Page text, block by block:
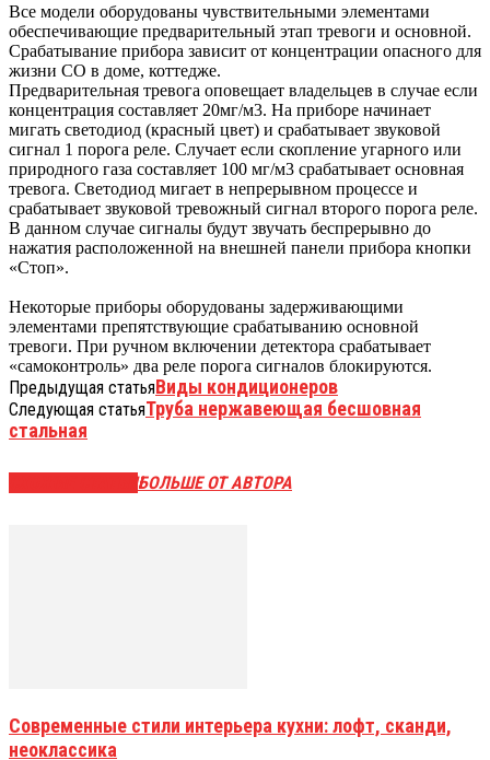
Все модели оборудованы чувствительными элементами
обеспечивающие предварительный этап тревоги и основной.
Срабатывание прибора зависит от концентрации опасного для
жизни СО в доме, коттедже.
Предварительная тревога оповещает владельцев в случае если
концентрация составляет 20мг/м3. На приборе начинает
мигать светодиод (красный цвет) и срабатывает звуковой
сигнал 1 порога реле. Случает если скопление угарного или
природного газа составляет 100 мг/м3 срабатывает основная
тревога. Светодиод мигает в непрерывном процессе и
срабатывает звуковой тревожный сигнал второго порога реле.
В данном случае сигналы будут звучать беспрерывно до
нажатия расположенной на внешней панели прибора кнопки
«Стоп».
Некоторые приборы оборудованы задерживающими
элементами препятствующие срабатыванию основной
тревоги. При ручном включении детектора срабатывает
«самоконтроль» два реле порога сигналов блокируются.
Предыдущая статьяВиды кондиционеров
Следующая статьяТруба нержавеющая бесшовная
стальная
БОЛЬШЕ ОТ АВТОРА
Современные стили интерьера кухни: лофт, сканди,
неоклассика